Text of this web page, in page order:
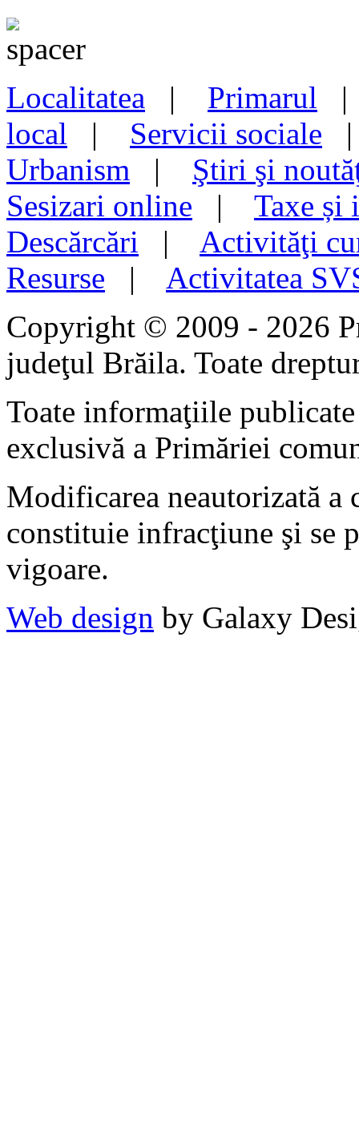
Localitatea | Primarul
local | Servicii sociale
Urbanism | Ştiri şi
Sesizari online | Taxe și
Descărcări | Activităţi
Resurse | Activitatea
Copyright © 2009 - 2026
judeţul Brăila. Toate
Toate informaţiile
exclusivă a Primăriei
Modificarea neautorizată a
constituie infracţiune şi se
vigoare.
Web design by Galaxy